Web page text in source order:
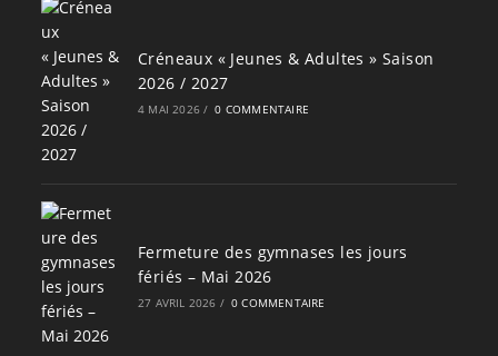
Créneaux « Jeunes & Adultes » Saison
2026 / 2027
4 MAI 2026 / 0 COMMENTAIRE
Fermeture des gymnases les jours
fériés – Mai 2026
27 AVRIL 2026 / 0 COMMENTAIRE